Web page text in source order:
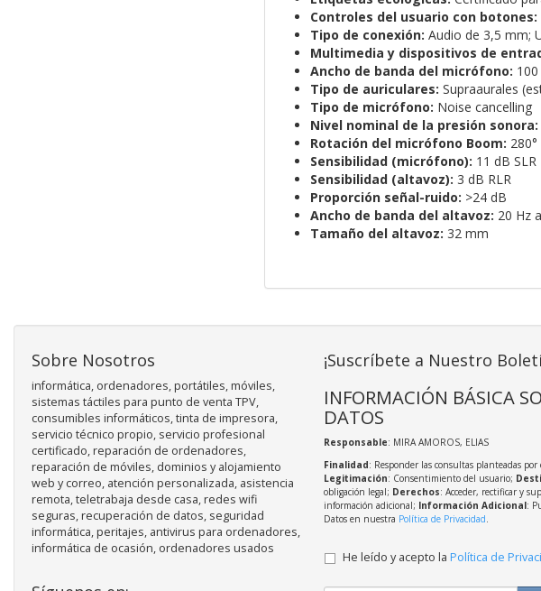
Controles del usuario con botones:
Tipo de conexión: Audio de 3,5 mm;
Multimedia y dispositivos de
Ancho de banda del micrófono:
Tipo de auriculares: Supraaurales
Tipo de micrófono: Noise cancelling
Nivel nominal de la presión sonora:
Rotación del micrófono Boom: 280°
Sensibilidad (micrófono): 11 dB SLR
Sensibilidad (altavoz): 3 dB RLR
Proporción señal-ruido: >24 dB
Ancho de banda del altavoz: 20 Hz
Tamaño del altavoz: 32 mm
Sobre Nosotros
informática, ordenadores, portátiles, móviles,
sistemas táctiles para punto de venta TPV,
consumibles informáticos, tinta de impresora,
servicio técnico propio, servicio profesional
certificado, reparación de ordenadores,
reparación de móviles, dominios y alojamiento
web y correo, atención personalizada, asistencia
remota, teletrabaja desde casa, redes wifi
seguras, recuperación de datos, seguridad
informática, peritajes, antivirus para ordenadores,
informática de ocasión, ordenadores usados
¡Suscríbete a Nuestro
INFORMACIÓN BÁSICA
DATOS
Responsable: MIRA AMOROS, ELIAS
Finalidad: Responder las consultas planteadas
Legitimación: Consentimiento del usuario;
obligación legal; Derechos: Acceder, rectificar y
información adicional; Información Adicional:
Datos en nuestra Política de Privacidad.
He leído y acepto la Política de